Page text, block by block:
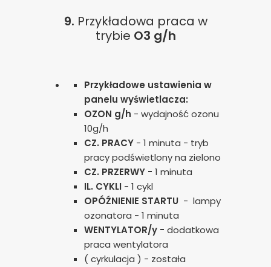
9. Przykładowa praca w
trybie O3 g/h
Przykładowe ustawienia w
panelu wyświetlacza:
OZON g/h - wydajność ozonu
10g/h
CZ. PRACY - 1 minuta - tryb
pracy podświetlony na zielono
CZ. PRZERWY - 1 minuta
IL. CYKLI - 1 cykl
OPÓŹNIENIE STARTU - lampy
ozonatora - 1 minuta
WENTYLATOR/y - dodatkowa
praca wentylatora
( cyrkulacja ) - została